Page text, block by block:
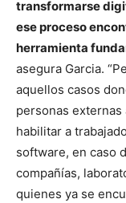
transformarse
ese proceso
herramienta
asegura Garcia.
aquellos casos
personas
habilitar a
software, en caso
compañías,
quienes ya se